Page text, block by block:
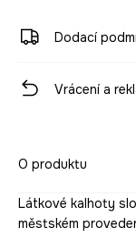
Dodací
Vrácení a
O produktu
Látkové kalhoty
městském